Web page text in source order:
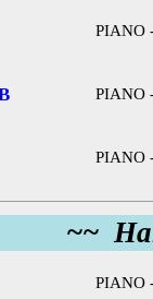
PIANO
PIANO
PIANO
~~
PIANO